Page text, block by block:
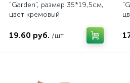
"Garden", размер 35*19,5см,
цвет кремовый
19.60 руб. /шт